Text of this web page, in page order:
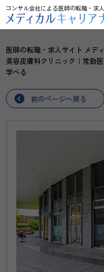
コンサル会社による医師の転職・求
医師の転職・求人サイト メデ
美容皮膚科クリニック｜常勤
学べる
前のページへ戻る